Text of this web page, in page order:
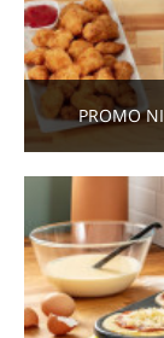
PROMO